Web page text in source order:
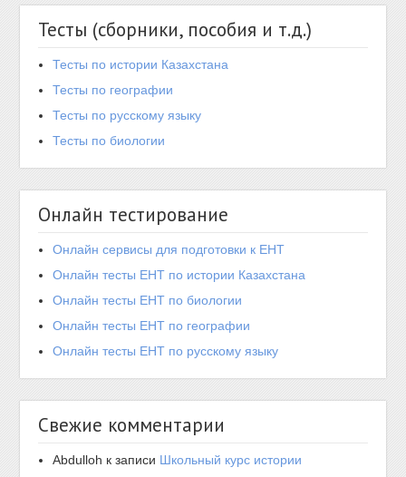
Тесты (сборники, пособия и т.д.)
Тесты по истории Казахстана
Тесты по географии
Тесты по русскому языку
Тесты по биологии
Онлайн тестирование
Онлайн сервисы для подготовки к ЕНТ
Онлайн тесты ЕНТ по истории Казахстана
Онлайн тесты ЕНТ по биологии
Онлайн тесты ЕНТ по географии
Онлайн тесты ЕНТ по русскому языку
Свежие комментарии
Abdulloh к записи Школьный курс истории